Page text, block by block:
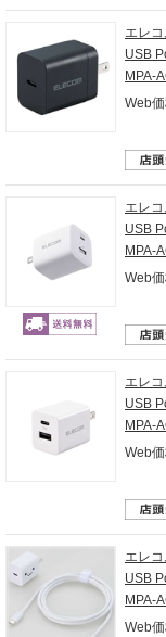
エレコ
USB
MPA-
Web
エレコ
USB
MPA-
Web
エレコ
USB
MPA-
Web
エレコ
USB
MPA-
Web